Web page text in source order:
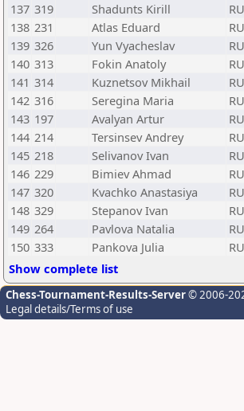
137 319 Shadunts Kirill
138 231 Atlas Eduard
139 326 Yun Vyacheslav
140 313 Fokin Anatoly
141 314 Kuznetsov Mikhail
142 316 Seregina Maria
143 197 Avalyan Artur
144 214 Tersinsev Andrey
145 218 Selivanov Ivan
146 229 Bimiev Ahmad
147 320 Kvachko Anastasiya
148 329 Stepanov Ivan
149 264 Pavlova Natalia
150 333 Pankova Julia
Show complete list
Chess-Tournament-Results-Server© 2006-
Legal details/Terms of use